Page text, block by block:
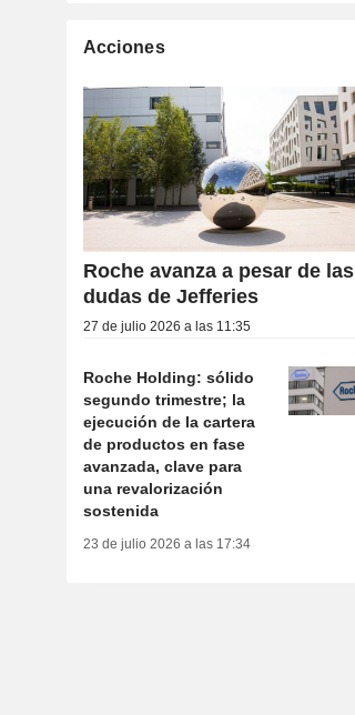
Acciones
Roche avanza a pesar de las
dudas de Jefferies
27 de julio 2026 a las 11:35
Roche Holding: sólido
segundo trimestre; la
ejecución de la cartera
de productos en fase
avanzada, clave para
una revalorización
sostenida
23 de julio 2026 a las 17:34